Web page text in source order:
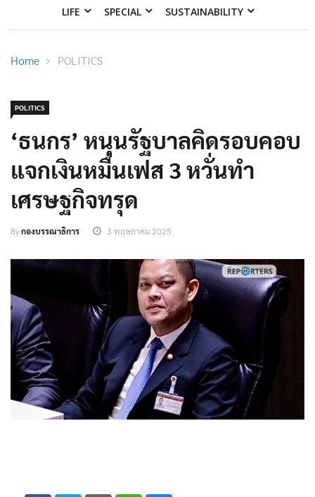
LIFE SPECIAL SUSTAINABILITY
Home POLITICS
POLITICS
‘ธนกร’ หนุนรัฐบาลคิดรอบคอบ
แจกเงินหมื่นเฟส 3 หวั่นทำ
เศรษฐกิจทรุด
Byกองบรรณาธิการ 3 พฤษภาคม 2025